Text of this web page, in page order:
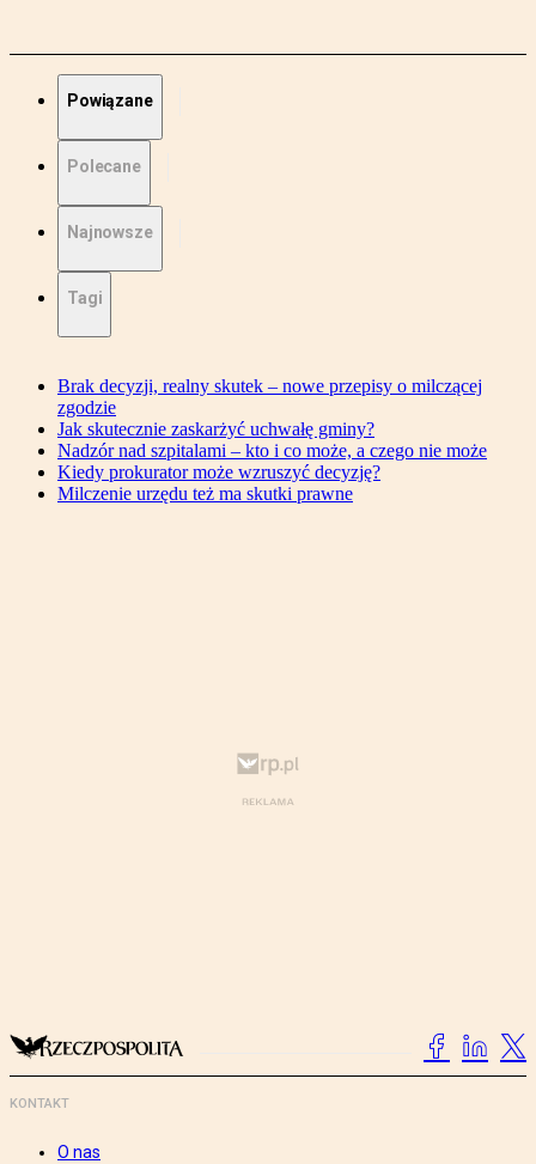
Powiązane
Polecane
Najnowsze
Tagi
Brak decyzji, realny skutek – nowe przepisy o milczącej
zgodzie
Jak skutecznie zaskarżyć uchwałę gminy?
Nadzór nad szpitalami – kto i co może, a czego nie może
Kiedy prokurator może wzruszyć decyzję?
Milczenie urzędu też ma skutki prawne
KONTAKT
O nas